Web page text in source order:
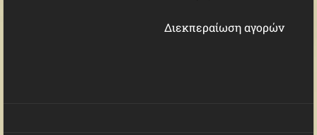
Διεκπεραίωση αγορών